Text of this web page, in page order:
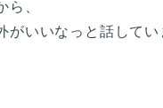
ら、
がいいなっと話してい